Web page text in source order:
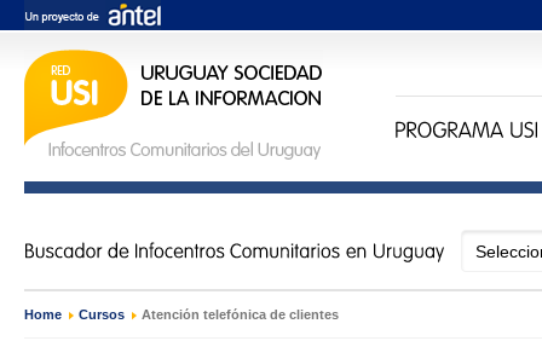
Home › Cursos › Atención telefónica de clientes